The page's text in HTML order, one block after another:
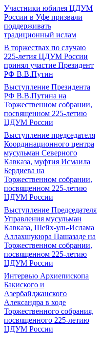
Участники юбилея ЦДУМ
России в Уфе призвали
поддерживать
традиционный ислам
В торжествах по случаю
225-летия ЦДУМ России
принял участие Президент
РФ В.В.Путин
Выступление Президента
РФ В.В.Путина на
Торжественном собрании,
посвященном 225-летию
ЦДУМ России
Выступление председателя
Координационного центра
мусульман Северного
Кавказа, муфтия Исмаила
Бердиева на
Торжественном собрании,
посвященном 225-летию
ЦДУМ России
Выступление Председателя
Управления мусульман
Кавказа, Шейх-уль-Ислама
Аллахшукюра Пашазаде на
Торжественном собрании,
посвященном 225-летию
ЦДУМ России
Интервью Архиепископа
Бакиского и
Азербайджанского
Александра в ходе
Торжественного собрания,
посвященного 225-летию
ЦДУМ России